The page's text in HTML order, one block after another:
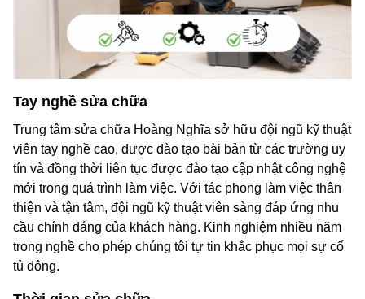
Tay nghề sửa chữa
Trung tâm sửa chữa Hoàng Nghĩa sở hữu đội ngũ kỹ thuật
viên tay nghề cao, được đào tạo bài bản từ các trường uy
tín và đồng thời liên tục được đào tạo cập nhật công nghệ
mới trong quá trình làm việc. Với tác phong làm việc thân
thiện và tận tâm, đội ngũ kỹ thuật viên sàng đáp ứng nhu
cầu chính đáng của khách hàng. Kinh nghiệm nhiều năm
trong nghề cho phép chúng tôi tự tin khắc phục mọi sự cố
tủ đông.